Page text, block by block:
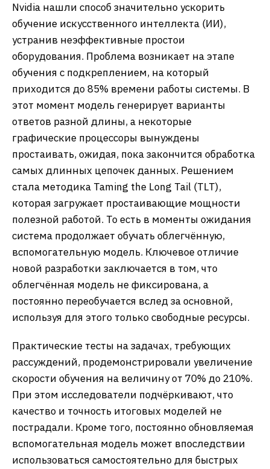
Nvidia нашли способ значительно ускорить
обучение искусственного интеллекта (ИИ),
устранив неэффективные простои
оборудования. Проблема возникает на этапе
обучения с подкреплением, на который
приходится до 85% времени работы системы. В
этот момент модель генерирует варианты
ответов разной длины, а некоторые
графические процессоры вынуждены
простаивать, ожидая, пока закончится обработка
самых длинных цепочек данных. Решением
стала методика Taming the Long Tail (TLT),
которая загружает простаивающие мощности
полезной работой. То есть в моменты ожидания
система продолжает обучать облегчённую,
вспомогательную модель. Ключевое отличие
новой разработки заключается в том, что
облегчённая модель не фиксирована, а
постоянно переобучается вслед за основной,
используя для этого только свободные ресурсы.
Практические тесты на задачах, требующих
рассуждений, продемонстрировали увеличение
скорости обучения на величину от 70% до 210%.
При этом исследователи подчёркивают, что
качество и точность итоговых моделей не
пострадали. Кроме того, постоянно обновляемая
вспомогательная модель может впоследствии
использоваться самостоятельно для быстрых